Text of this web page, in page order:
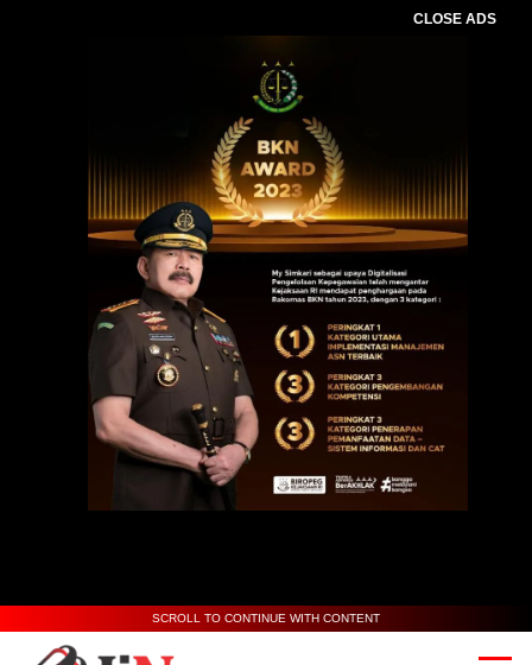
CLOSE ADS
SCROLL TO CONTINUE WITH CONTENT